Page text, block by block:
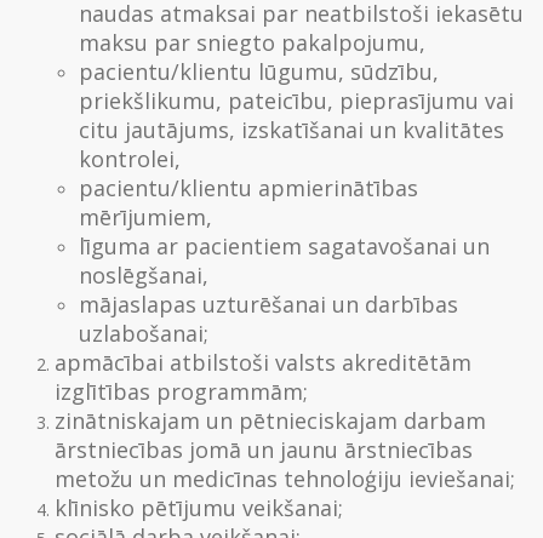
naudas atmaksai par neatbilstoši iekasētu
maksu par sniegto pakalpojumu,
pacientu/klientu lūgumu, sūdzību,
priekšlikumu, pateicību, pieprasījumu vai
citu jautājums, izskatīšanai un kvalitātes
kontrolei,
pacientu/klientu apmierinātības
mērījumiem,
līguma ar pacientiem sagatavošanai un
noslēgšanai,
mājaslapas uzturēšanai un darbības
uzlabošanai;
apmācībai atbilstoši valsts akreditētām
izglītības programmām;
zinātniskajam un pētnieciskajam darbam
ārstniecības jomā un jaunu ārstniecības
metožu un medicīnas tehnoloģiju ieviešanai;
klīnisko pētījumu veikšanai;